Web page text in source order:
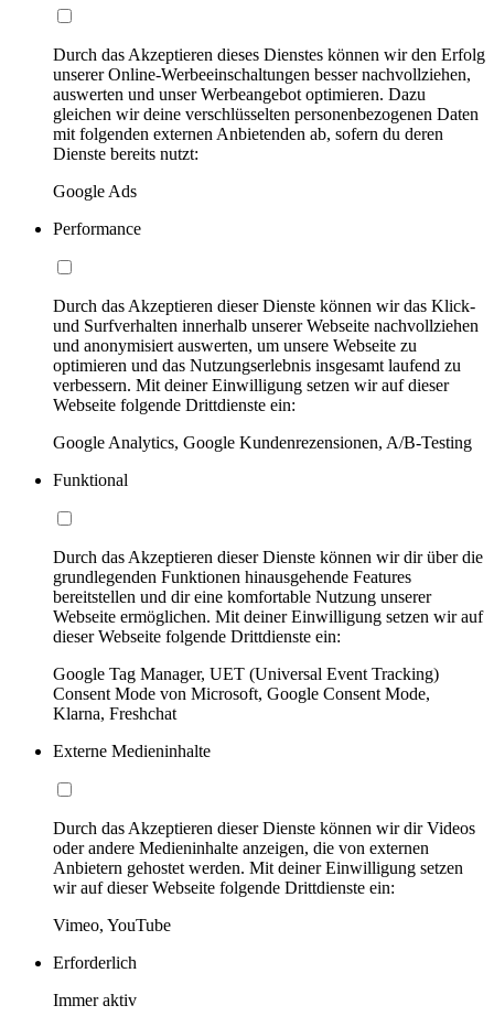
Durch das Akzeptieren dieses Dienstes können wir den Erfolg
unserer Online-Werbeeinschaltungen besser nachvollziehen,
auswerten und unser Werbeangebot optimieren. Dazu
gleichen wir deine verschlüsselten personenbezogenen Daten
mit folgenden externen Anbietenden ab, sofern du deren
Dienste bereits nutzt:
Google Ads
Performance
Durch das Akzeptieren dieser Dienste können wir das Klick-
und Surfverhalten innerhalb unserer Webseite nachvollziehen
und anonymisiert auswerten, um unsere Webseite zu
optimieren und das Nutzungserlebnis insgesamt laufend zu
verbessern. Mit deiner Einwilligung setzen wir auf dieser
Webseite folgende Drittdienste ein:
Google Analytics, Google Kundenrezensionen, A/B-Testing
Funktional
Durch das Akzeptieren dieser Dienste können wir dir über die
grundlegenden Funktionen hinausgehende Features
bereitstellen und dir eine komfortable Nutzung unserer
Webseite ermöglichen. Mit deiner Einwilligung setzen wir auf
dieser Webseite folgende Drittdienste ein:
Google Tag Manager, UET (Universal Event Tracking)
Consent Mode von Microsoft, Google Consent Mode,
Klarna, Freshchat
Externe Medieninhalte
Durch das Akzeptieren dieser Dienste können wir dir Videos
oder andere Medieninhalte anzeigen, die von externen
Anbietern gehostet werden. Mit deiner Einwilligung setzen
wir auf dieser Webseite folgende Drittdienste ein:
Vimeo, YouTube
Erforderlich
Immer aktiv